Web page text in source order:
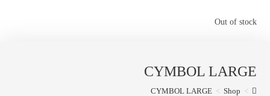
Out of stock
CYMBOL LARGE
>
Shop
>
CYMBOL LARGE